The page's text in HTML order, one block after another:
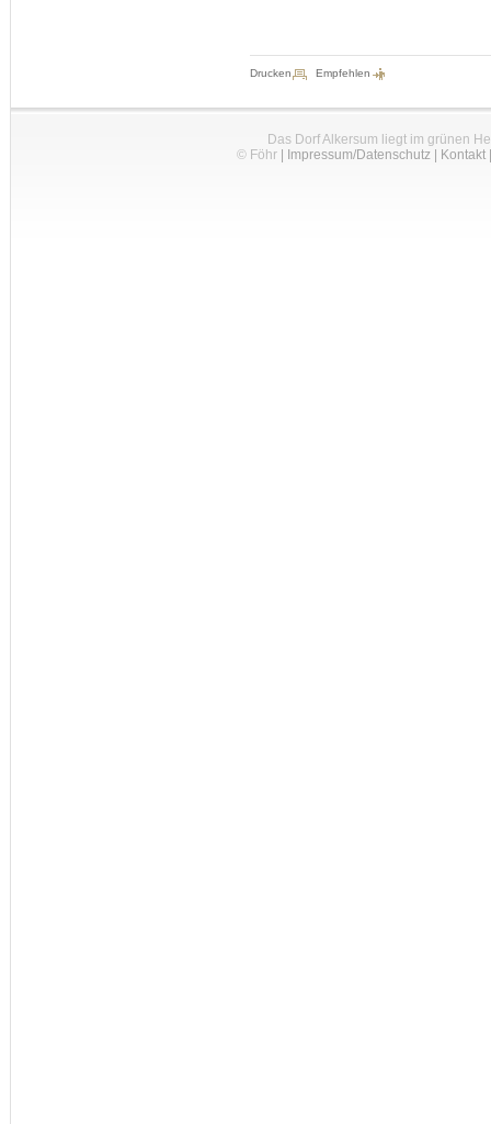
Drucken Empfehlen
Das Dorf Alkersum liegt im grünen
© Föhr| Impressum/Datenschutz| Kontakt